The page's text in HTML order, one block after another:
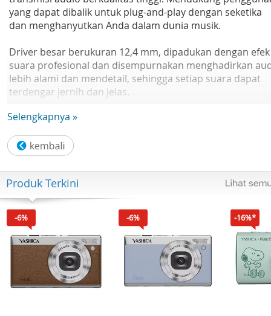
yang dapat dibalik untuk plug-and-play dengan seketika
dan menghanyutkan Anda dalam dunia musik.
Driver besar berukuran 12,4 mm, dipadukan dengan efek
suara profesional dan disempurnakan menghadirkan
lebih alami dan mendetail, sehingga setiap suara dapat
terdengar jernih dan jelas.
bising digital dapat mengurangi suara bising di area
Desain minimalis sehingga nyaman dan bisa digunakan
selama berjam-jam.
Spesifikasi :
Bentuk produk : In-ear
Warna : Hitam & Putih
Berat earphone : 13,5 g
Bahan kabel : TPE
Panjang kabel : 1,25 m
Sensitivitas speaker : 108 dB SPL@3 mW 1.000 Hz
Impedansi speaker : 32
Selengkapnya »
Produk Terkini
-6% -6% -16%*